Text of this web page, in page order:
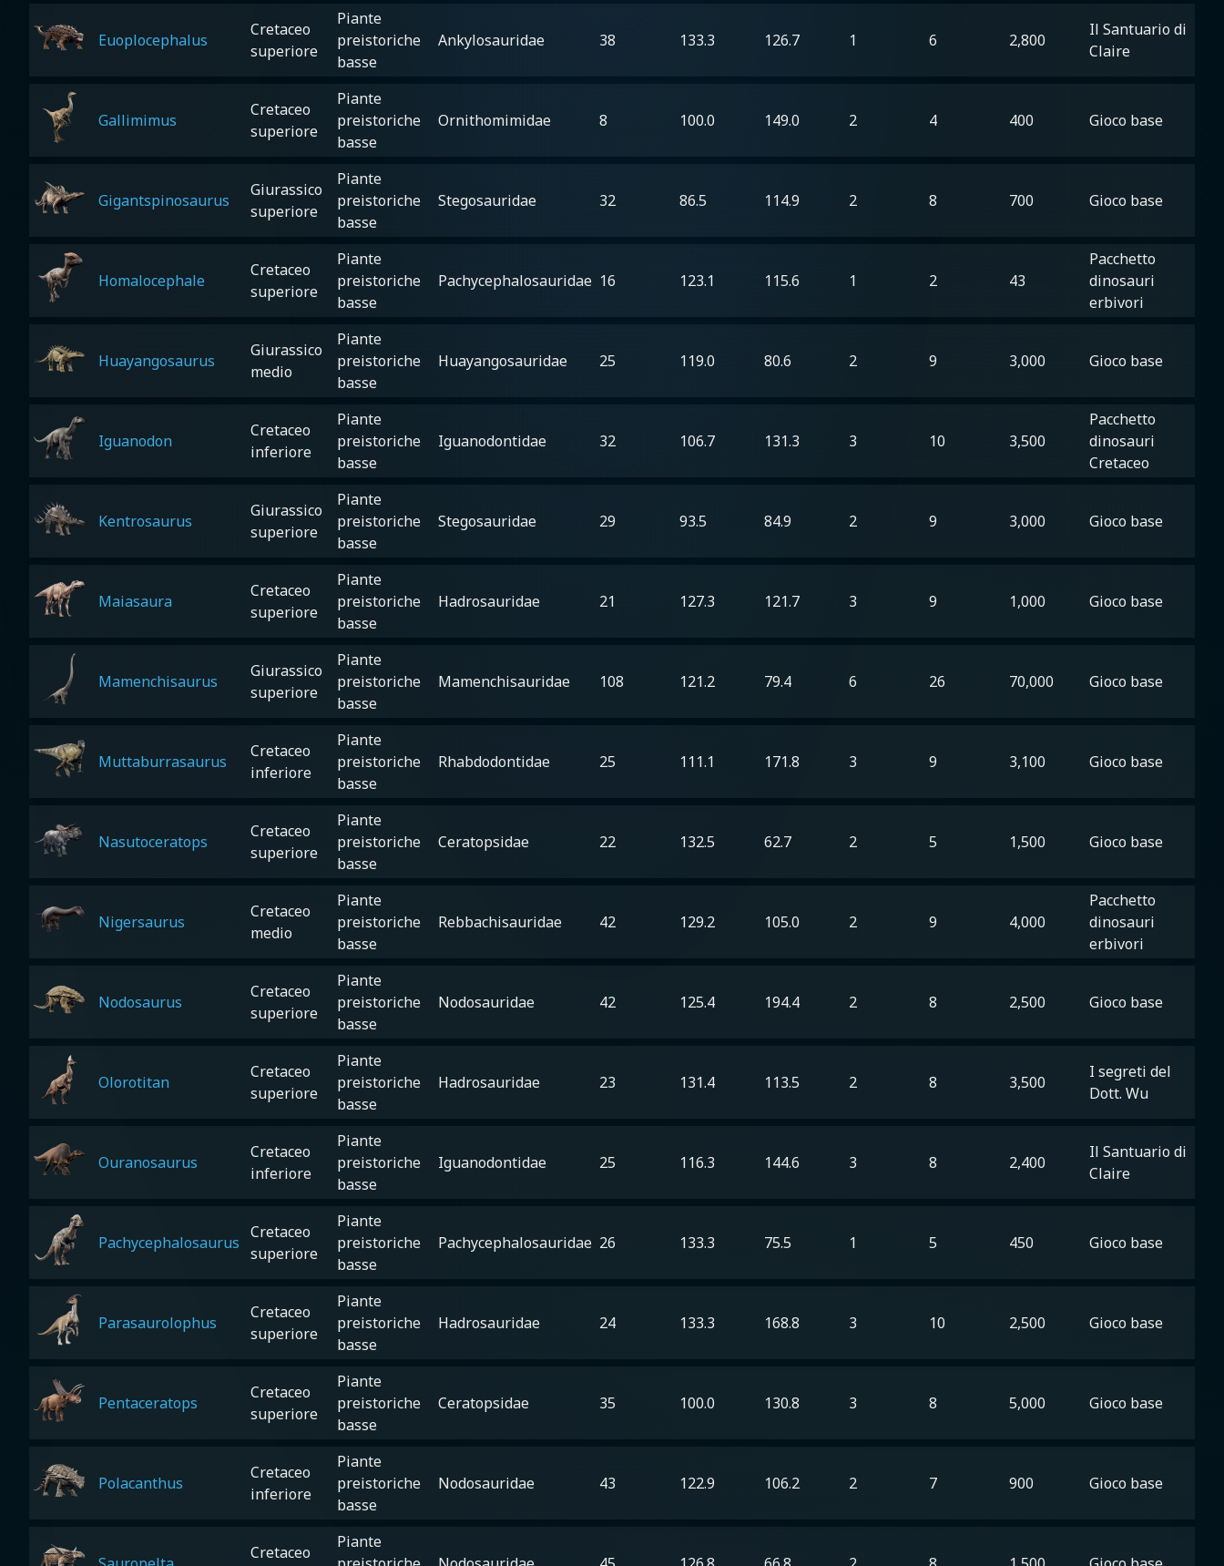
Euoplocephalus
Cretaceo
superiore
Piante
preistoriche
basse
Ankylosauridae 38 133.3 126.7 1 6 2,800
Il Santuario di
Claire
Gallimimus
Cretaceo
superiore
Piante
preistoriche
basse
Ornithomimidae 8 100.0 149.0 2 4 400 Gioco base
Gigantspinosaurus
Giurassico
superiore
Piante
preistoriche
basse
Stegosauridae 32 86.5 114.9 2 8 700 Gioco base
Homalocephale
Cretaceo
superiore
Piante
preistoriche
basse
Pachycephalosauridae 16 123.1 115.6 1 2 43
Pacchetto
dinosauri
erbivori
Huayangosaurus
Giurassico
medio
Piante
preistoriche
basse
Huayangosauridae 25 119.0 80.6 2 9 3,000 Gioco base
Iguanodon
Cretaceo
inferiore
Piante
preistoriche
basse
Iguanodontidae 32 106.7 131.3 3 10 3,500
Pacchetto
dinosauri
Cretaceo
Kentrosaurus
Giurassico
superiore
Piante
preistoriche
basse
Stegosauridae 29 93.5 84.9 2 9 3,000 Gioco base
Maiasaura
Cretaceo
superiore
Piante
preistoriche
basse
Hadrosauridae 21 127.3 121.7 3 9 1,000 Gioco base
Mamenchisaurus
Giurassico
superiore
Piante
preistoriche
basse
Mamenchisauridae 108 121.2 79.4 6 26 70,000 Gioco base
Muttaburrasaurus
Cretaceo
inferiore
Piante
preistoriche
basse
Rhabdodontidae 25 111.1 171.8 3 9 3,100 Gioco base
Nasutoceratops
Cretaceo
superiore
Piante
preistoriche
basse
Ceratopsidae 22 132.5 62.7 2 5 1,500 Gioco base
Nigersaurus
Cretaceo
medio
Piante
preistoriche
basse
Rebbachisauridae 42 129.2 105.0 2 9 4,000
Pacchetto
dinosauri
erbivori
Nodosaurus
Cretaceo
superiore
Piante
preistoriche
basse
Nodosauridae 42 125.4 194.4 2 8 2,500 Gioco base
Olorotitan
Cretaceo
superiore
Piante
preistoriche
basse
Hadrosauridae 23 131.4 113.5 2 8 3,500
I segreti del
Dott. Wu
Ouranosaurus
Cretaceo
inferiore
Piante
preistoriche
basse
Iguanodontidae 25 116.3 144.6 3 8 2,400
Il Santuario di
Claire
Pachycephalosaurus
Cretaceo
superiore
Piante
preistoriche
basse
Pachycephalosauridae 26 133.3 75.5 1 5 450 Gioco base
Parasaurolophus
Cretaceo
superiore
Piante
preistoriche
basse
Hadrosauridae 24 133.3 168.8 3 10 2,500 Gioco base
Pentaceratops
Cretaceo
superiore
Piante
preistoriche
basse
Ceratopsidae 35 100.0 130.8 3 8 5,000 Gioco base
Polacanthus
Cretaceo
inferiore
Piante
preistoriche
basse
Nodosauridae 43 122.9 106.2 2 7 900 Gioco base
Cretaceo
Piante